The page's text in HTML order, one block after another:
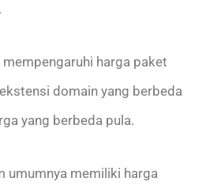
harga paket
domain yang berbeda
yang berbeda pula.
umumnya memiliki harga